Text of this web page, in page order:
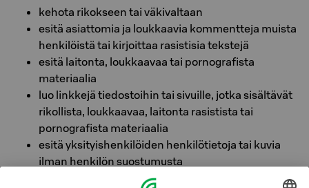
kehota rikokseen tai väkivaltaan
esitä asiattomia ja loukkaavia kommentteja muista
henkilöistä tai kirjoittaa rasistisia tekstejä
esitä laitonta, loukkaavaa tai pornografista
materiaalia
luo linkkejä tiedostoihin tai sivuille, jotka sisältävät
rikollista, loukkaavaa, laitonta rasistista tai
pornografista materiaalia
esitä yksityishenkilöiden henkilötietoja tai kuvia
ilman henkilön suostumusta
käytä tai esitä tekijänoikeuksin tai muin